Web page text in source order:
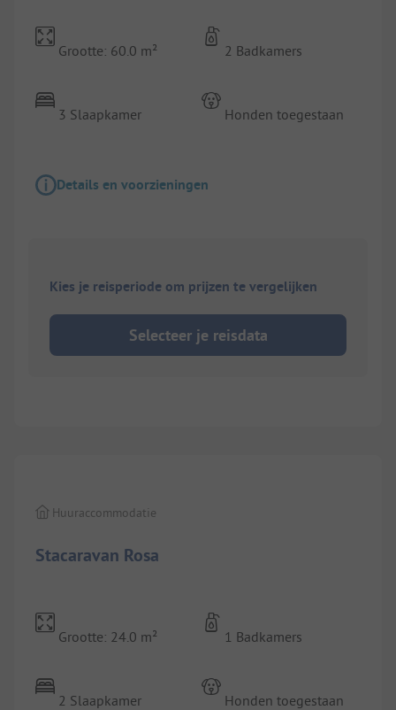
Grootte: 60.0 m²
3 Slaapkamer
2 Badkamers
Honden toegestaan
Details en voorzieningen
Kies je reisperiode om prijzen te vergelijken
Selecteer je reisdata
Stacaravan Rosa
Huuraccommodatie
Grootte: 24.0 m²
2 Slaapkamer
1 Badkamers
Honden toegestaan